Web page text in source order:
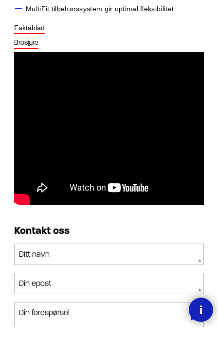
MultiFit tilbehørssystem gir optimal fleksibilitet
Faktablad
Brosjyre
Kontakt oss
Ditt navn
Din epost
Din forespørsel